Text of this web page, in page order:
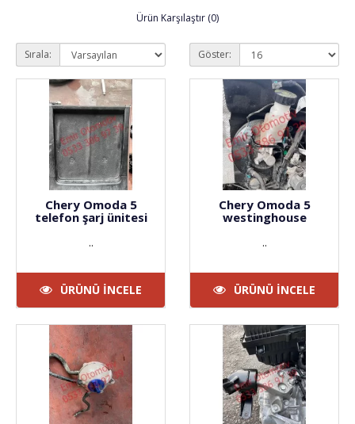
Ürün Karşılaştır (0)
Sırala: Göster:
Chery Omoda 5
telefon şarj ünitesi
..
ÜRÜNÜ İNCELE
Chery Omoda 5
westinghouse
..
ÜRÜNÜ İNCELE